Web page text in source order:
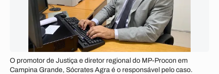
O promotor de Justiça e diretor regional do MP-Procon em
Campina Grande, Sócrates Agra é o responsável pelo caso.